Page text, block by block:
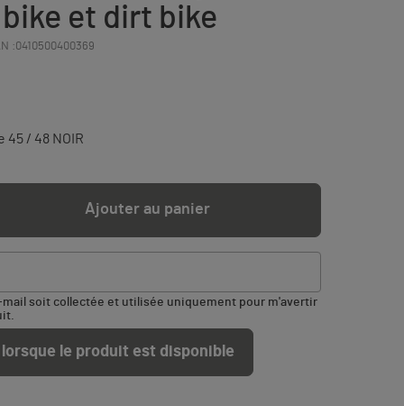
bike et dirt bike
:0410500400369
/ 48 NOIR
Ajouter au panier
soit collectée et utilisée uniquement pour m'avertir
lorsque le produit est disponible